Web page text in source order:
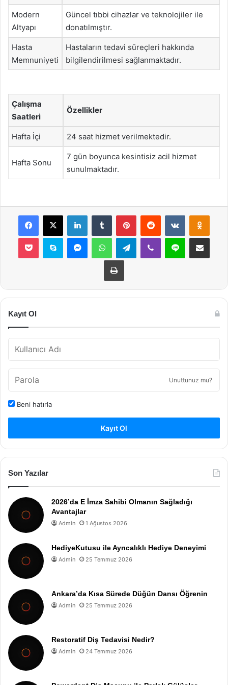
Modern
Altyapı
Güncel tıbbi cihazlar ve teknolojiler ile
donatılmıştır.
Hasta
Memnuniyeti
Hastaların tedavi süreçleri hakkında
bilgilendirilmesi sağlanmaktadır.
Çalışma
Saatleri
Özellikler
Hafta İçi 24 saat hizmet verilmektedir.
Hafta Sonu
7 gün boyunca kesintisiz acil hizmet
sunulmaktadır.
Facebook
X LinkedInTumblr PinterestReddit VKontakte
Pocket Skype MessengerWhatsAppTelegramViber Line E-Posta ile
Yazdır
Kayıt Ol
Unuttunuz mu?
Beni hatırla
Kayıt Ol
Son Yazılar
2026’da E İmza Sahibi Olmanın Sağladığı
Avantajlar
Admin 1 Ağustos 2026
HediyeKutusu ile Ayrıcalıklı Hediye Deneyimi
Admin 25 Temmuz 2026
Ankara’da Kısa Sürede Düğün Dansı Öğrenin
Admin 25 Temmuz 2026
Restoratif Diş Tedavisi Nedir?
Admin 24 Temmuz 2026